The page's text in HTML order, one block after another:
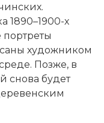
1890–1900-х
портреты
художником
Позже, в
снова будет